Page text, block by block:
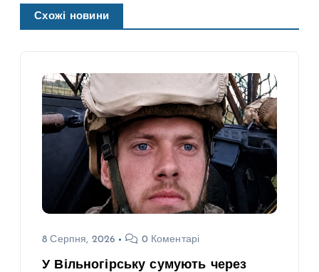
Схожі новини
8 Серпня, 2026 0 Коментарі
У Вільногірську сумують через